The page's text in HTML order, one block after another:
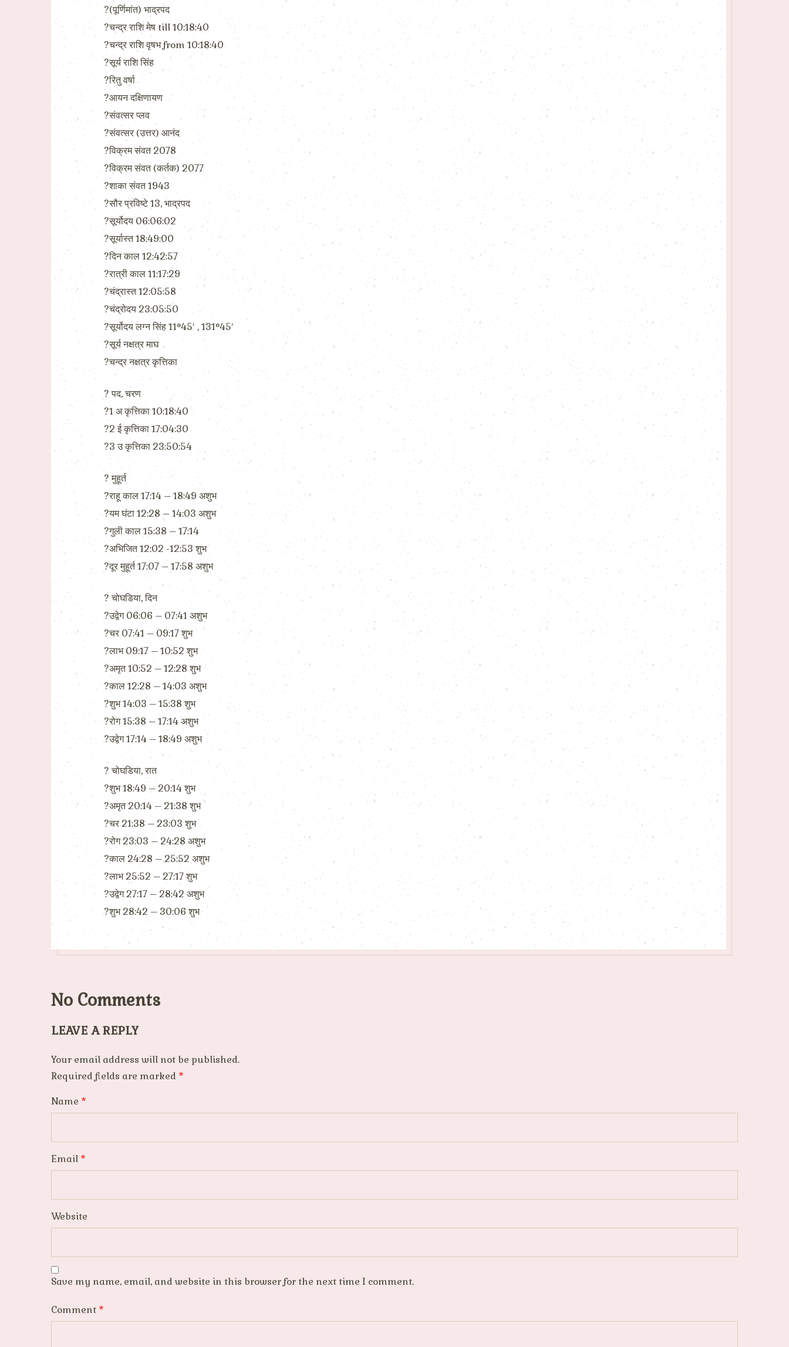
?(पूर्णिमांत) भाद्रपद
?चन्द्र राशि मेष till 10:18:40
?चन्द्र राशि वृषभ from 10:18:40
?सूर्य राशि सिंह
?रितु वर्षा
?आयन दक्षिणायण
?संवत्सर प्लव
?संवत्सर (उत्तर) आनंद
?विक्रम संवत 2078
?विक्रम संवत (कर्तक) 2077
?शाका संवत 1943
?सौर प्रविष्टे 13, भाद्रपद
?सूर्योदय 06:06:02
?सूर्यास्त 18:49:00
?दिन काल 12:42:57
?रात्री काल 11:17:29
?चंद्रास्त 12:05:58
?चंद्रोदय 23:05:50
?सूर्योदय लग्न सिंह 11°45′ , 131°45′
?सूर्य नक्षत्र माघ
?चन्द्र नक्षत्र कृत्तिका
?️ पद, चरण
?1 अ कृत्तिका 10:18:40
?2 ई कृत्तिका 17:04:30
?3 उ कृत्तिका 23:50:54
?️ मुहूर्त
?राहू काल 17:14 – 18:49 अशुभ
?यम घंटा 12:28 – 14:03 अशुभ
?गुली काल 15:38 – 17:14
?अभिजित 12:02 -12:53 शुभ
?दूर मुहूर्त 17:07 – 17:58 अशुभ
?️ चोघडिया, दिन
?उद्वेग 06:06 – 07:41 अशुभ
?चर 07:41 – 09:17 शुभ
?लाभ 09:17 – 10:52 शुभ
?अमृत 10:52 – 12:28 शुभ
?काल 12:28 – 14:03 अशुभ
?शुभ 14:03 – 15:38 शुभ
?रोग 15:38 – 17:14 अशुभ
?उद्वेग 17:14 – 18:49 अशुभ
?️ चोघडिया, रात
?शुभ 18:49 – 20:14 शुभ
?अमृत 20:14 – 21:38 शुभ
?चर 21:38 – 23:03 शुभ
?रोग 23:03 – 24:28 अशुभ
?काल 24:28 – 25:52 अशुभ
?लाभ 25:52 – 27:17 शुभ
?उद्वेग 27:17 – 28:42 अशुभ
?शुभ 28:42 – 30:06 शुभ
No Comments
LEAVE A REPLY
Your email address will not be published.
Required fields are marked *
Name *
Email *
Website
Save my name, email, and website in this browser for the next time I comment.
Comment *